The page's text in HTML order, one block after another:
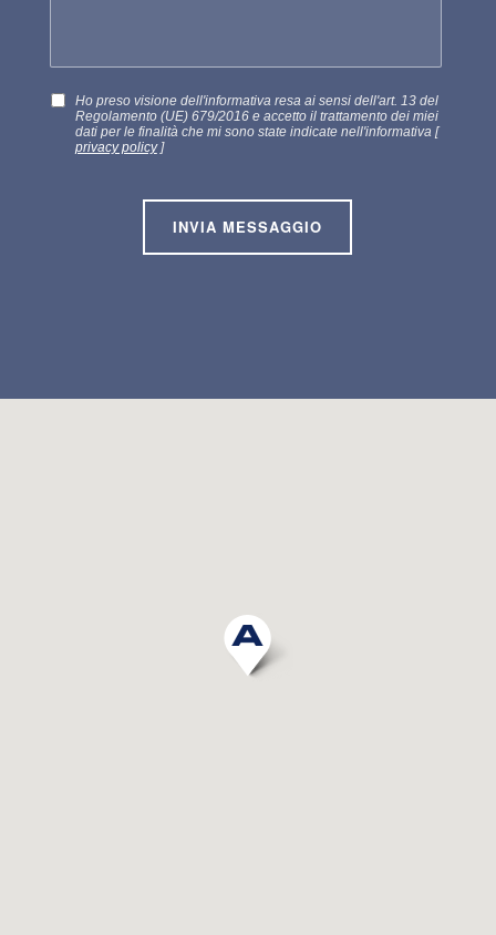
Ho preso visione dell'informativa resa ai sensi dell'art. 13 del
Regolamento (UE) 679/2016 e accetto il trattamento dei miei
dati per le finalità che mi sono state indicate nell'informativa [
privacy policy]
INVIA MESSAGGIO